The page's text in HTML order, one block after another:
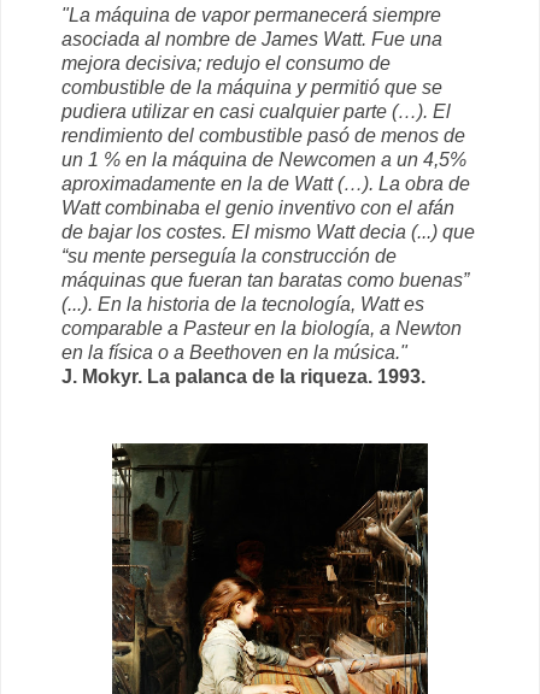
"La máquina de vapor permanecerá siempre
asociada al nombre de James Watt. Fue una
mejora decisiva; redujo el consumo de
combustible de la máquina y permitió que se
pudiera utilizar en casi cualquier parte (…). El
rendimiento del combustible pasó de menos de
un 1 % en la máquina de Newcomen a un 4,5%
aproximadamente en la de Watt (…). La obra de
Watt combinaba el genio inventivo con el afán
de bajar los costes. El mismo Watt decia (...) que
“su mente perseguía la construcción de
máquinas que fueran tan baratas como buenas”
(...). En la historia de la tecnología, Watt es
comparable a Pasteur en la biología, a Newton
en la física o a Beethoven en la música."
J. Mokyr. La palanca de la riqueza. 1993.